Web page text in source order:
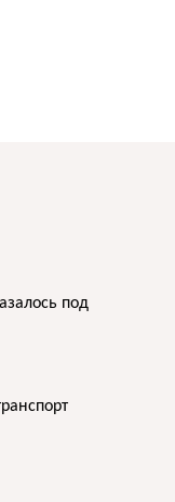
под